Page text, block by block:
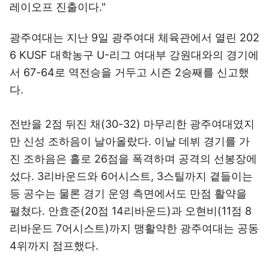
레이오프 진출이다."
광주여대는 지난 9일 광주여대 체육관에서 열린 202
6 KUSF 대학농구 U-리그 여대부 강원대와의 경기에
서 67-64로 역전승을 거두고 시즌 2승째를 신고했
다.
전반을 2점 뒤진 채(30-32) 마무리한 광주여대였지
만 신성 조하음이 날아올랐다. 이날 데뷔 경기를 가
진 조하음은 홀로 26점을 폭격하며 공격의 선봉장에
섰다. 3리바운드와 6어시스트, 3스틸까지 곁들이는
등 공수는 물론 경기 운영 측면에서도 만점 활약을
펼쳤다. 안효준(20점 14리바운드)과 오현비(11점 8
리바운드 7어시스트)까지 맹활약한 광주여대는 공동
4위까지 점프했다.